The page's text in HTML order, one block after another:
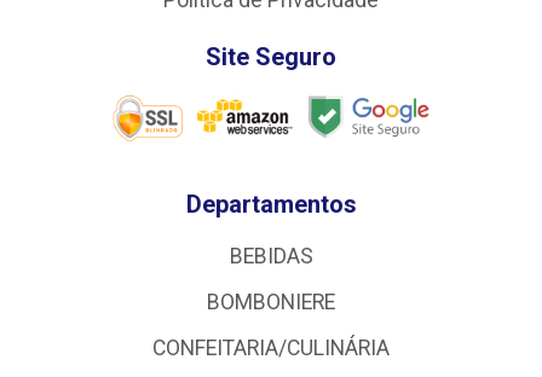
Site Seguro
Departamentos
BEBIDAS
BOMBONIERE
CONFEITARIA/CULINÁRIA